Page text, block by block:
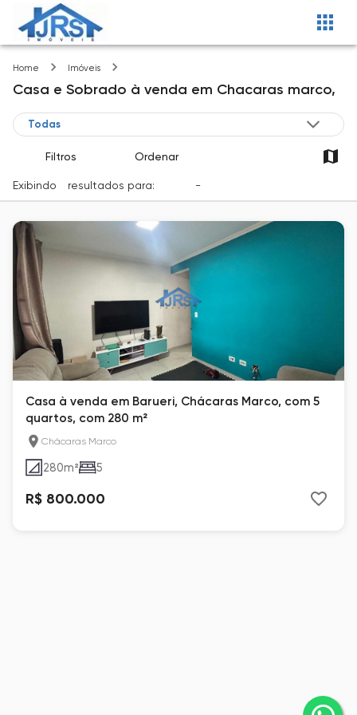
Home Imóveis
Casa e Sobrado à venda em Chacaras marco,
Filtros Ordenar
Exibindo resultados para: -
Casa à venda em Barueri, Chácaras Marco, com 5
quartos, com 280 m²
Chácaras Marco
280m² 5
R$ 800.000